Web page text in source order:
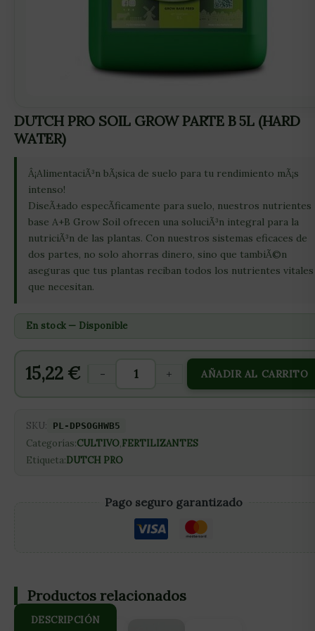
DUTCH PRO SOIL GROW PARTE B 5L (HARD
WATER)
Â¡AlimentaciÃ³n bÃ¡sica de suelo para tu rendimiento mÃ¡s
intenso!
DiseÃ±ado especÃ­ficamente para suelo, nuestros nutrientes
base A+B Grow Soil ofrecen una soluciÃ³n integral para la
nutriciÃ³n de las plantas. Con nuestros sistemas eficaces de
dos partes, no solo ahorras dinero, sino que tambiÃ©n
aseguras que tus plantas reciban todos los nutrientes vitales
que necesitan.
En stock — Disponible
15,22 € - + AÑADIR AL CARRITO
SKU: PL-DPSOGHWB5
Categorías:CULTIVO,FERTILIZANTES
Etiqueta:DUTCH PRO
Pago seguro garantizado
DESCRIPCIÓN
Productos relacionados